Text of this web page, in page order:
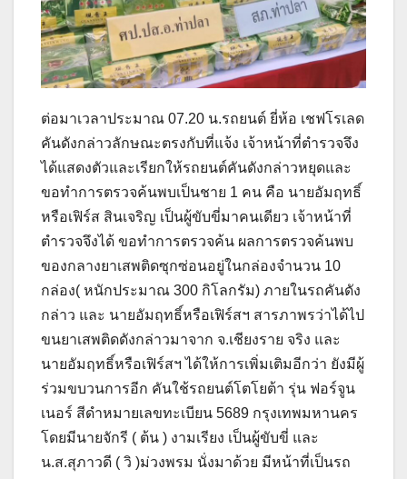
ต่อมาเวลาประมาณ 07.20 น.รถยนต์ ยี่ห้อ เชฟโรเลด
คันดังกล่าวลักษณะตรงกับที่แจ้ง เจ้าหน้าที่ตำรวจจึง
ได้แสดงตัวและเรียกให้รถยนต์คันดังกล่าวหยุดและ
ขอทำการตรวจค้นพบเป็นชาย 1 คน คือ นายอัมฤทธิ์
หรือเฟิร์ส สินเจริญ เป็นผู้ขับขี่มาคนเดียว เจ้าหน้าที่
ตำรวจจึงได้ ขอทำการตรวจค้น ผลการตรวจค้นพบ
ของกลางยาเสพติดซุกซ่อนอยู่ในกล่องจำนวน 10
กล่อง( หนักประมาณ 300 กิโลกรัม) ภายในรถคันดัง
กล่าว และ นายอัมฤทธิ์หรือเฟิร์สฯ สารภาพรว่าได้ไป
ขนยาเสพติดดังกล่าวมาจาก จ.เชียงราย จริง และ
นายอัมฤทธิ์หรือเฟิร์สฯ ได้ให้การเพิ่มเติมอีกว่า ยังมีผู้
ร่วมขบวนการอีก คันใช้รถยนต์โตโยต้า รุ่น ฟอร์จูน
เนอร์ สีดำหมายเลขทะเบียน 5689 กรุงเทพมหานคร
โดยมีนายจักรี ( ต้น ) งามเรียง เป็นผู้ขับขี่ และ
น.ส.สุภาวดี ( วิ )ม่วงพรม นั่งมาด้วย มีหน้าที่เป็นรถ